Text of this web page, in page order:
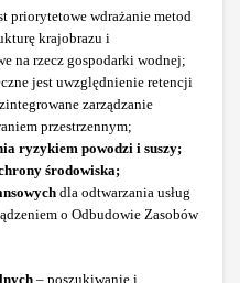
priorytetowe wdrażanie metod
krajobrazu i
na rzecz gospodarki wodnej;
jest uwzględnienie retencji
zarządzanie
przestrzennym;
ryzykiem powodzi i suszy;
środowiska;
dla odtwarzania usług
o Odbudowie Zasobów
– poszukiwanie i